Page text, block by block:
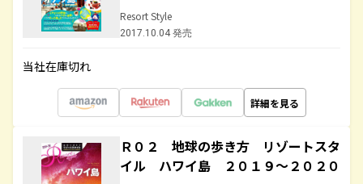
Resort Style
2017.10.04 発売
当社在庫切れ
詳細を見る
Ｒ０２ 地球の歩き方 リゾートスタ
イル ハワイ島 ２０１９～２０２０